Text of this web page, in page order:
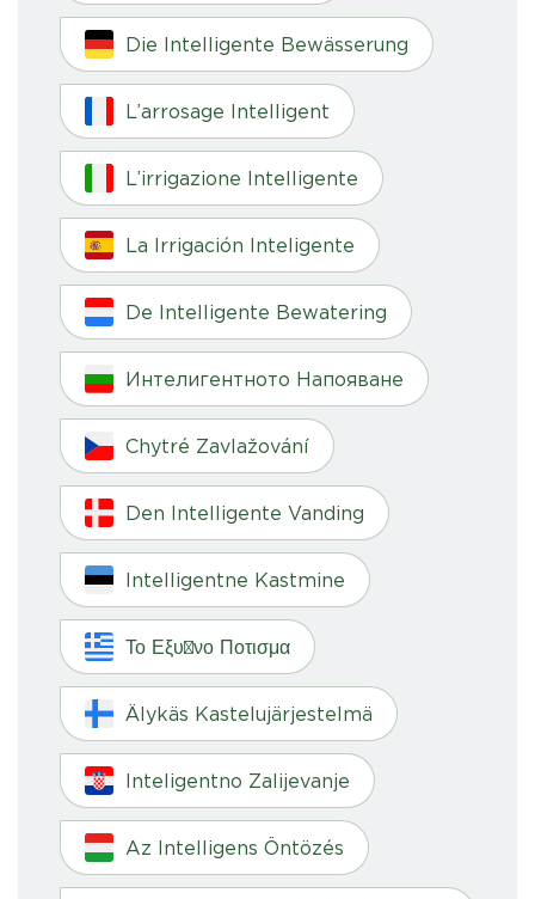
Die Intelligente Bewässerung
L’arrosage Intelligent
L’irrigazione Intelligente
La Irrigación Inteligente
De Intelligente Bewatering
Интелигентното Напояване
Chytré Zavlažování
Den Intelligente Vanding
Intelligentne Kastmine
Το Εξυπνο Ποτισμα
Älykäs Kastelujärjestelmä
Inteligentno Zalijevanje
Az Intelligens Öntözés